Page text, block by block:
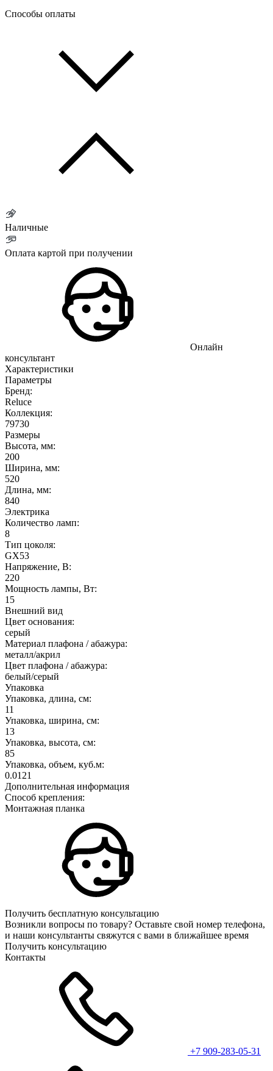
Способы оплаты
Наличные
Оплата картой при получении
Онлайн
консультант
Характеристики
Параметры
Бренд:
Reluce
Коллекция:
79730
Размеры
Высота, мм:
200
Ширина, мм:
520
Длина, мм:
840
Электрика
Количество ламп:
8
Тип цоколя:
GX53
Напряжение, В:
220
Мощность лампы, Вт:
15
Внешний вид
Цвет основания:
серый
Материал плафона / абажура:
металл/акрил
Цвет плафона / абажура:
белый/серый
Упаковка
Упаковка, длина, см:
11
Упаковка, ширина, см:
13
Упаковка, высота, см:
85
Упаковка, объем, куб.м:
0.0121
Дополнительная информация
Способ крепления:
Монтажная планка
Получить бесплатную консультацию
Возникли вопросы по товару? Оставьте свой номер телефона,
и наши консультанты свяжутся с вами в ближайшее время
Получить консультацию
Контакты
+7 909-283-05-31